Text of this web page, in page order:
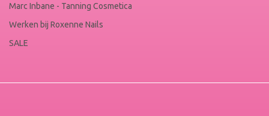
Marc Inbane - Tanning Cosmetica
Werken bij Roxenne Nails
SALE